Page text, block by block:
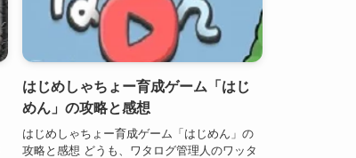
はじめしゃちょー育成ゲーム「はじ
めん」の攻略と感想
はじめしゃちょー育成ゲーム「はじめん」の
攻略と感想 どうも、ワタログ管理人のワッタ